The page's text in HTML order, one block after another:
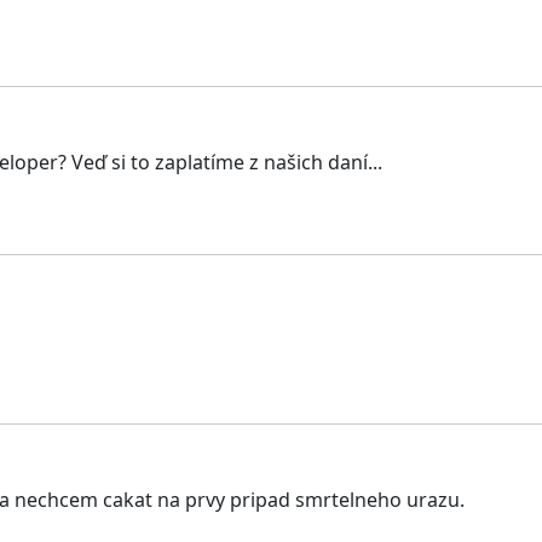
Veď si to zaplatíme z našich daní...
nechcem cakat na prvy pripad smrtelneho urazu.